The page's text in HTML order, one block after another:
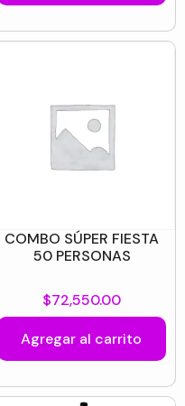
COMBO SÚPER FIESTA
50 PERSONAS
$72,550.00
Agregar al carrito